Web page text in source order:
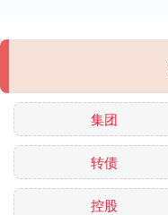
集团
转债
控股